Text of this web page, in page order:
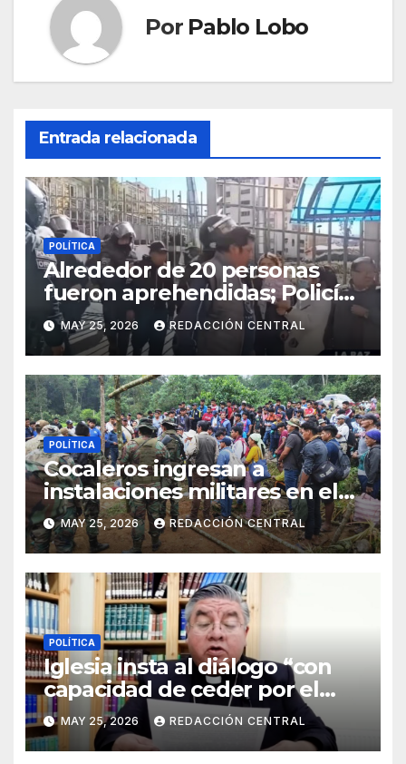
Por Pablo Lobo
Entrada relacionada
POLÍTICA
Alrededor de 20 personas
fueron aprehendidas; Policía
gasifica e impide ingreso de
manifestantes a plaza Murillo
MAY 25, 2026 REDACCIÓN CENTRAL
POLÍTICA
Cocaleros ingresan a
instalaciones militares en el
Trópico: “No aceptaremos un
estado de sitio”
MAY 25, 2026 REDACCIÓN CENTRAL
POLÍTICA
Iglesia insta al diálogo “con
capacidad de ceder por el
bien del país” y reitera su
disposición de mediador
MAY 25, 2026 REDACCIÓN CENTRAL